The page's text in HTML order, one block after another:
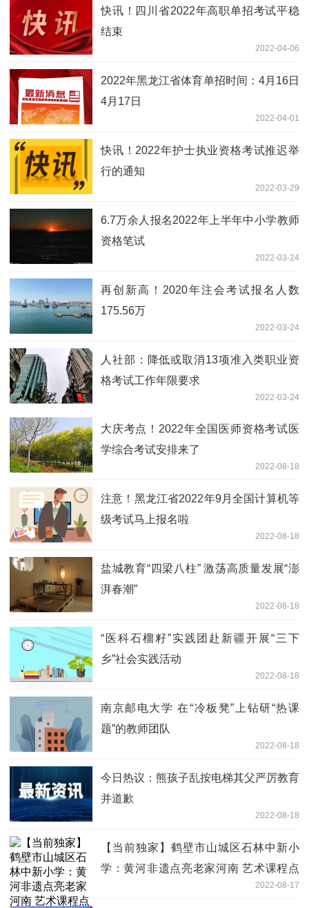
快讯！四川省2022年高职单招考试平稳
结束
2022-04-06
2022年黑龙江省体育单招时间：4月16日
4月17日
2022-04-01
快讯！2022年护士执业资格考试推迟举
行的通知
2022-03-29
6.7万余人报名2022年上半年中小学教师
资格笔试
2022-03-24
再创新高！2020年注会考试报名人数
175.56万
2022-03-24
人社部：降低或取消13项准入类职业资
格考试工作年限要求
2022-03-24
大庆考点！2022年全国医师资格考试医
学综合考试安排来了
2022-08-18
注意！黑龙江省2022年9月全国计算机等
级考试马上报名啦
2022-08-18
盐城教育“四梁八柱” 激荡高质量发展“澎
湃春潮”
2022-08-18
“医科石榴籽”实践团赴新疆开展“三下
乡”社会实践活动
2022-08-18
南京邮电大学 在“冷板凳”上钻研“热课
题”的教师团队
2022-08-18
今日热议：熊孩子乱按电梯其父严厉教育
并道歉
2022-08-18
【当前独家】鹤壁市山城区石林中新小
学：黄河非遗点亮老家河南 艺术课程点
2022-08-17